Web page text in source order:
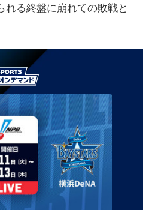
れる終盤に崩れての敗戦と